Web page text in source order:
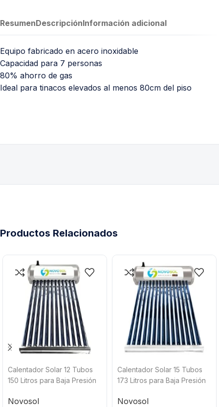
ResumenDescripciónInformación adicional
Equipo fabricado en acero inoxidable
Capacidad para 7 personas
80% ahorro de gas
Ideal para tinacos elevados al menos 80cm del piso
Productos Relacionados
Calentador Solar 12 Tubos
150 Litros para Baja Presión
Novosol
Calentador Solar 15 Tubos
173 Litros para Baja Presión
Novosol